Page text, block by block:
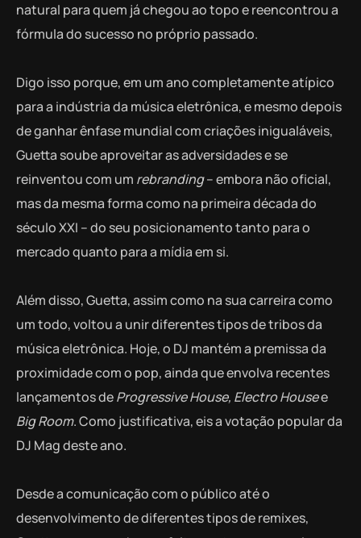
natural para quem já chegou ao topo e reencontrou a
fórmula do sucesso no próprio passado.
Digo isso porque, em um ano completamente atípico
para a indústria da música eletrônica, e mesmo depois
de ganhar ênfase mundial com criações inigualáveis,
Guetta soube aproveitar as adversidades e se
reinventou com um rebranding– embora não oficial,
mas da mesma forma como na primeira década do
século XXI – do seu posicionamento tanto para o
mercado quanto para a mídia em si.
Além disso, Guetta, assim como na sua carreira como
um todo, voltou a unir diferentes tipos de tribos da
música eletrônica. Hoje, o DJ mantém a premissa da
proximidade com o pop, ainda que envolva recentes
lançamentos deProgressive House, Electro Housee
Big Room. Como justificativa, eis a votação popular da
DJ Mag deste ano.
Desde a comunicação com o público até o
desenvolvimento de diferentes tipos de remixes,